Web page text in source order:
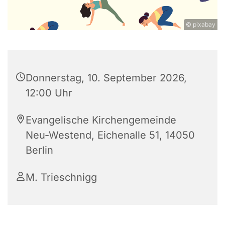
© pixabay
Donnerstag, 10. September 2026,
12:00 Uhr
Evangelische Kirchengemeinde
Neu-Westend, Eichenalle 51, 14050
Berlin
M. Trieschnigg